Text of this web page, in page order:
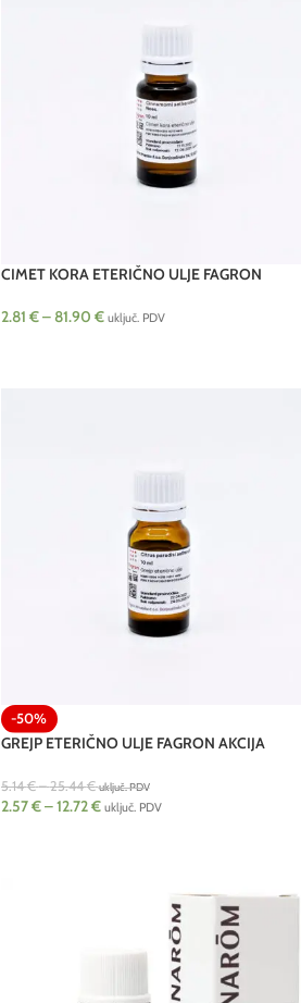
CIMET KORA ETERIČNO ULJE FAGRON
2.81 €–81.90 € uključ. PDV
-50%
GREJP ETERIČNO ULJE FAGRON AKCIJA
5.14€ – 25.44€ uključ. PDV
2.57€–12.72€ uključ. PDV